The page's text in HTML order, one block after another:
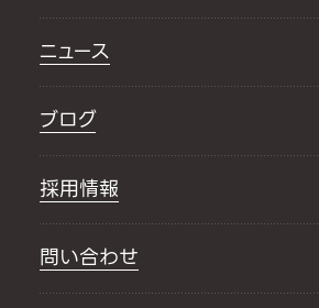
ニュース
ブログ
採用情報
問い合わせ